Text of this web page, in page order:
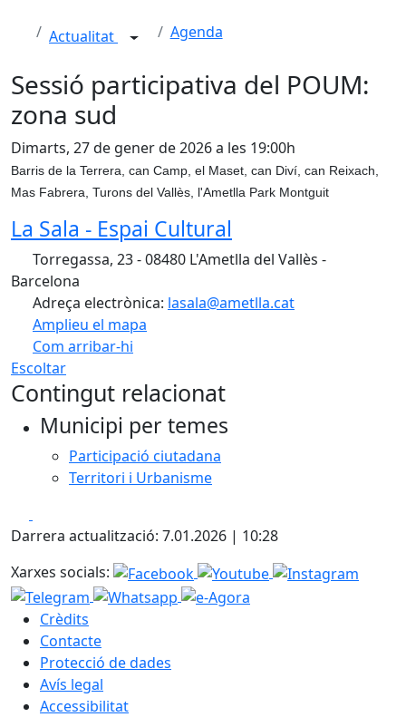
Actualitat Agenda
Sessió participativa del POUM:
zona sud
Dimarts, 27 de gener de 2026 a les 19:00h
Barris de la Terrera, can Camp, el Maset, can Diví, can Reixach,
Mas Fabrera, Turons del Vallès, l'Ametlla Park Montguit
La Sala - Espai Cultural
Torregassa, 23 - 08480 L'Ametlla del Vallès -
Barcelona
Adreça electrònica: lasala@ametlla.cat
Amplieu el mapa
Com arribar-hi
+
−
Escoltar
Contingut relacionat
Municipi per temes
Participació ciutadana
Territori i Urbanisme
Darrera actualització: 7.01.2026 | 10:28
Xarxes socials:
Crèdits
Contacte
Protecció de dades
Avís legal
Accessibilitat